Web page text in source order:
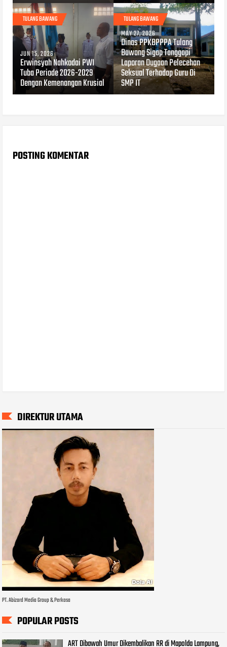
TULANG BAWANG
JUN 15, 2026
Erwinsyah Nahkodai PWI
Tuba Periode 2026-2029
Dengan Kemenangan Krusial
TULANG BAWANG
MAY 27, 2026
Dinas PPKBPPPA Tulang
Bawang Sigap Tanggapi
Laporan Dugaan Pelecehan
Seksual Terhadap Guru Di
SMP IT
POSTING KOMENTAR
DIREKTUR UTAMA
PT. Abizard Media Group & Perkasa
POPULAR POSTS
ART Dibawah Umur Dikembalikan RR di Mapolda Lampung,